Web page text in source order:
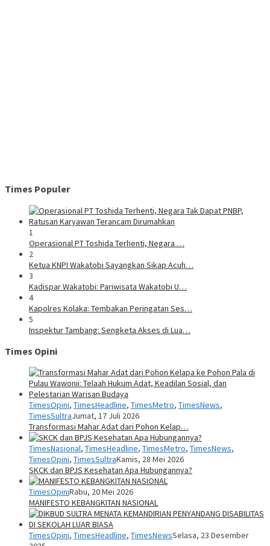
Times Populer
1
Operasional PT Toshida Terhenti, Negara …
2
Ketua KNPI Wakatobi Sayangkan Sikap Acuh…
3
Kadispar Wakatobi: Pariwisata Wakatobi U…
4
Kapolres Kolaka: Tembakan Peringatan Ses…
5
Inspektur Tambang: Sengketa Akses di Lua…
Times Opini
TimesOpini, TimesHeadline, TimesMetro, TimesNews,
TimesSultraJumat, 17 Juli 2026
Transformasi Mahar Adat dari Pohon Kelap…
TimesNasional, TimesHeadline, TimesMetro, TimesNews,
TimesOpini, TimesSultraKamis, 28 Mei 2026
SKCK dan BPJS Kesehatan Apa Hubungannya?
TimesOpiniRabu, 20 Mei 2026
MANIFESTO KEBANGKITAN NASIONAL
TimesOpini, TimesHeadline, TimesNewsSelasa, 23 Desember